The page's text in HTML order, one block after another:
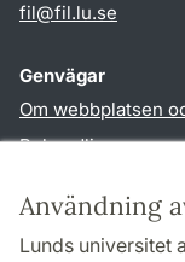
Användning
Lunds universitet
fil@fil.lu.se
Genvägar
Om webbplatsen
Behandling av
TYPO3-login